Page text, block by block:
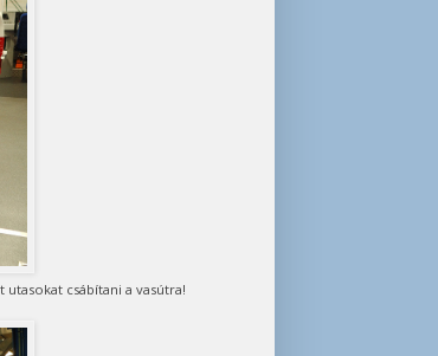
csábítani a vasútra!